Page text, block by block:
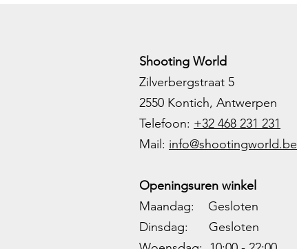
Shooting World
Zilverbergstraat 5
2550 Kontich, Antwerpen
Telefoon: +32 468 231 231
Mail: info@shootingworld.be
Openingsuren winkel
Maandag: Gesloten
Dinsdag: Gesloten